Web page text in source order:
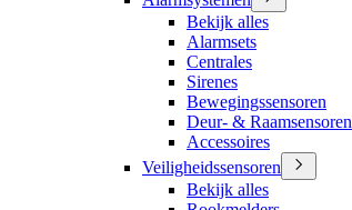
Bekijk alles
Alarmsets
Centrales
Sirenes
Bewegingssensoren
Deur- & Raamsensoren
Accessoires
Veiligheidssensoren
Bekijk alles